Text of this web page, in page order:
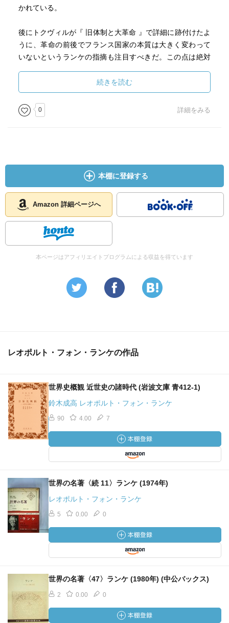
かれている。
後にトクヴィルが『 旧体制と大革命 』で詳細に跡付けたよ
うに、革命の前後でフランス国家の本質は大きく変わって
いないというランケの指摘も注目すべきだ。この点は絶対
れているが、対外関係でも欧州の覇権国家への道がナポレ
オンに引き継がれ、それが周辺国のリアクションとして反
仏同盟を促すという構図は革命前と全く同じだ。表層的な
変化の底流に一貫した歴史の論理を洞察する眼力は、ラン
で必読だが、ランケの政治哲学や国家観を知るには『 政治
問答 』がよいし、ヘーゲルの形而上学的歴史哲学に抗し、
歴史に対する基本的な態度を明らかにした『 世界史概観 』
も見逃せない。いずれも岩波文庫にあるが、品切重版未定
で今のところ古書を探すしかないのは残念だ。
続きを読む
0 詳細をみる
本棚に登録する
Amazon 詳細ページへ
本ページはアフィリエイトプログラムによる収益を得ています
レオポルト・フォン・ランケの作品
世界史概観 近世史の諸時代 (岩波文庫 青412-1)
鈴木成高 レオポルト・フォン・ランケ
90 4.00 7
世界の名著〈続 11〉ランケ (1974年)
レオポルト・フォン・ランケ
5 0.00 0
世界の名著〈47〉ランケ (1980年) (中公バックス)
2 0.00 0